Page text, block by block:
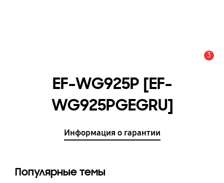
3
EF-WG925P [EF-
WG925PGEGRU]
Информация о гарантии
Популярные темы